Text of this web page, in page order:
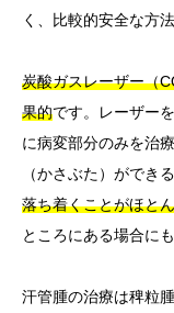
く、比較的安全な方法
炭酸ガスレーザー（
果的です。レーザー
に病変部分のみを治
（かさぶた）ができ
落ち着くことがほと
ところにある場合に
汗管腫の治療は稗粒